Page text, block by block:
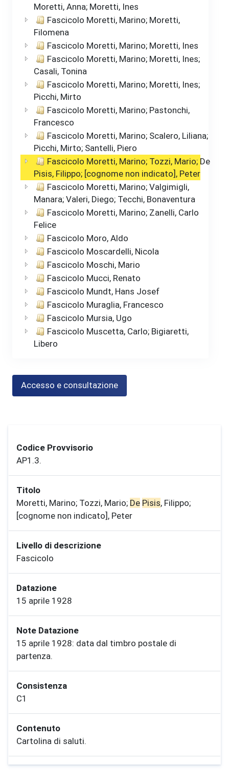
Moretti, Anna; Moretti, Ines
Fascicolo Moretti, Marino; Moretti,
Filomena
Fascicolo Moretti, Marino; Moretti, Ines
Fascicolo Moretti, Marino; Moretti, Ines;
Casali, Tonina
Fascicolo Moretti, Marino; Moretti, Ines;
Picchi, Mirto
Fascicolo Moretti, Marino; Pastonchi,
Francesco
Fascicolo Moretti, Marino; Scalero, Liliana;
Picchi, Mirto; Santelli, Piero
Fascicolo Moretti, Marino; Tozzi, Mario; De
Pisis, Filippo; [cognome non indicato], Peter
Fascicolo Moretti, Marino; Valgimigli,
Manara; Valeri, Diego; Tecchi, Bonaventura
Fascicolo Moretti, Marino; Zanelli, Carlo
Felice
Fascicolo Moro, Aldo
Fascicolo Moscardelli, Nicola
Fascicolo Moschi, Mario
Fascicolo Mucci, Renato
Fascicolo Mundt, Hans Josef
Fascicolo Muraglia, Francesco
Fascicolo Mursia, Ugo
Fascicolo Muscetta, Carlo; Bigiaretti,
Libero
Accesso e consultazione
Codice Provvisorio
AP1.3.
Titolo
Moretti, Marino; Tozzi, Mario; De Pisis, Filippo;
[cognome non indicato], Peter
Livello di descrizione
Fascicolo
Datazione
15 aprile 1928
Note Datazione
15 aprile 1928: data dal timbro postale di
partenza.
Consistenza
C1
Contenuto
Cartolina di saluti.